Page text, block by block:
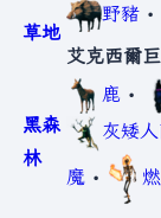
草地
野豬 •
艾克西爾
黑森
林
鹿 •
灰矮
魔 •